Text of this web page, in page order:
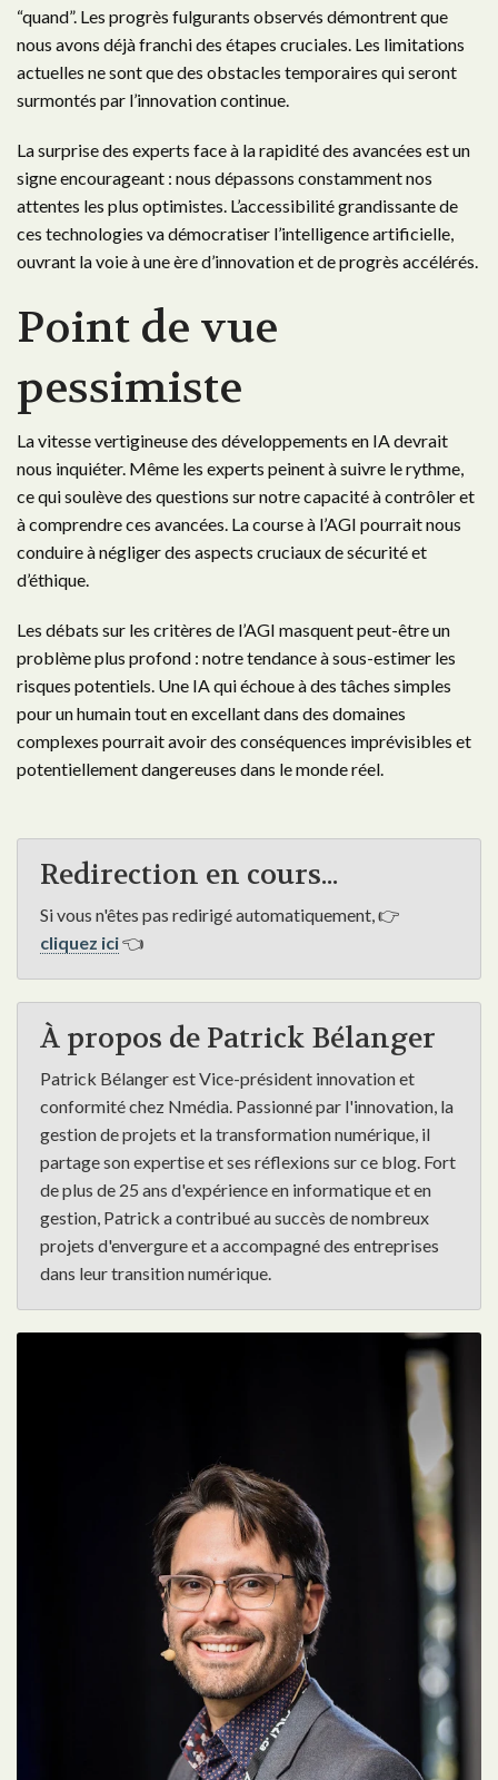
“quand”. Les progrès fulgurants observés démontrent que
nous avons déjà franchi des étapes cruciales. Les limitations
actuelles ne sont que des obstacles temporaires qui seront
surmontés par l’innovation continue.
La surprise des experts face à la rapidité des avancées est un
signe encourageant : nous dépassons constamment nos
attentes les plus optimistes. L’accessibilité grandissante de
ces technologies va démocratiser l’intelligence artificielle,
ouvrant la voie à une ère d’innovation et de progrès accélérés.
Point de vue
pessimiste
La vitesse vertigineuse des développements en IA devrait
nous inquiéter. Même les experts peinent à suivre le rythme,
ce qui soulève des questions sur notre capacité à contrôler et
à comprendre ces avancées. La course à l’AGI pourrait nous
conduire à négliger des aspects cruciaux de sécurité et
d’éthique.
Les débats sur les critères de l’AGI masquent peut-être un
problème plus profond : notre tendance à sous-estimer les
risques potentiels. Une IA qui échoue à des tâches simples
pour un humain tout en excellant dans des domaines
complexes pourrait avoir des conséquences imprévisibles et
potentiellement dangereuses dans le monde réel.
Redirection en cours...
Si vous n'êtes pas redirigé automatiquement, 👉
cliquez ici👈
À propos de Patrick Bélanger
Patrick Bélanger est Vice-président innovation et
conformité chez Nmédia. Passionné par l'innovation, la
gestion de projets et la transformation numérique, il
partage son expertise et ses réflexions sur ce blog. Fort
de plus de 25 ans d'expérience en informatique et en
gestion, Patrick a contribué au succès de nombreux
projets d'envergure et a accompagné des entreprises
dans leur transition numérique.